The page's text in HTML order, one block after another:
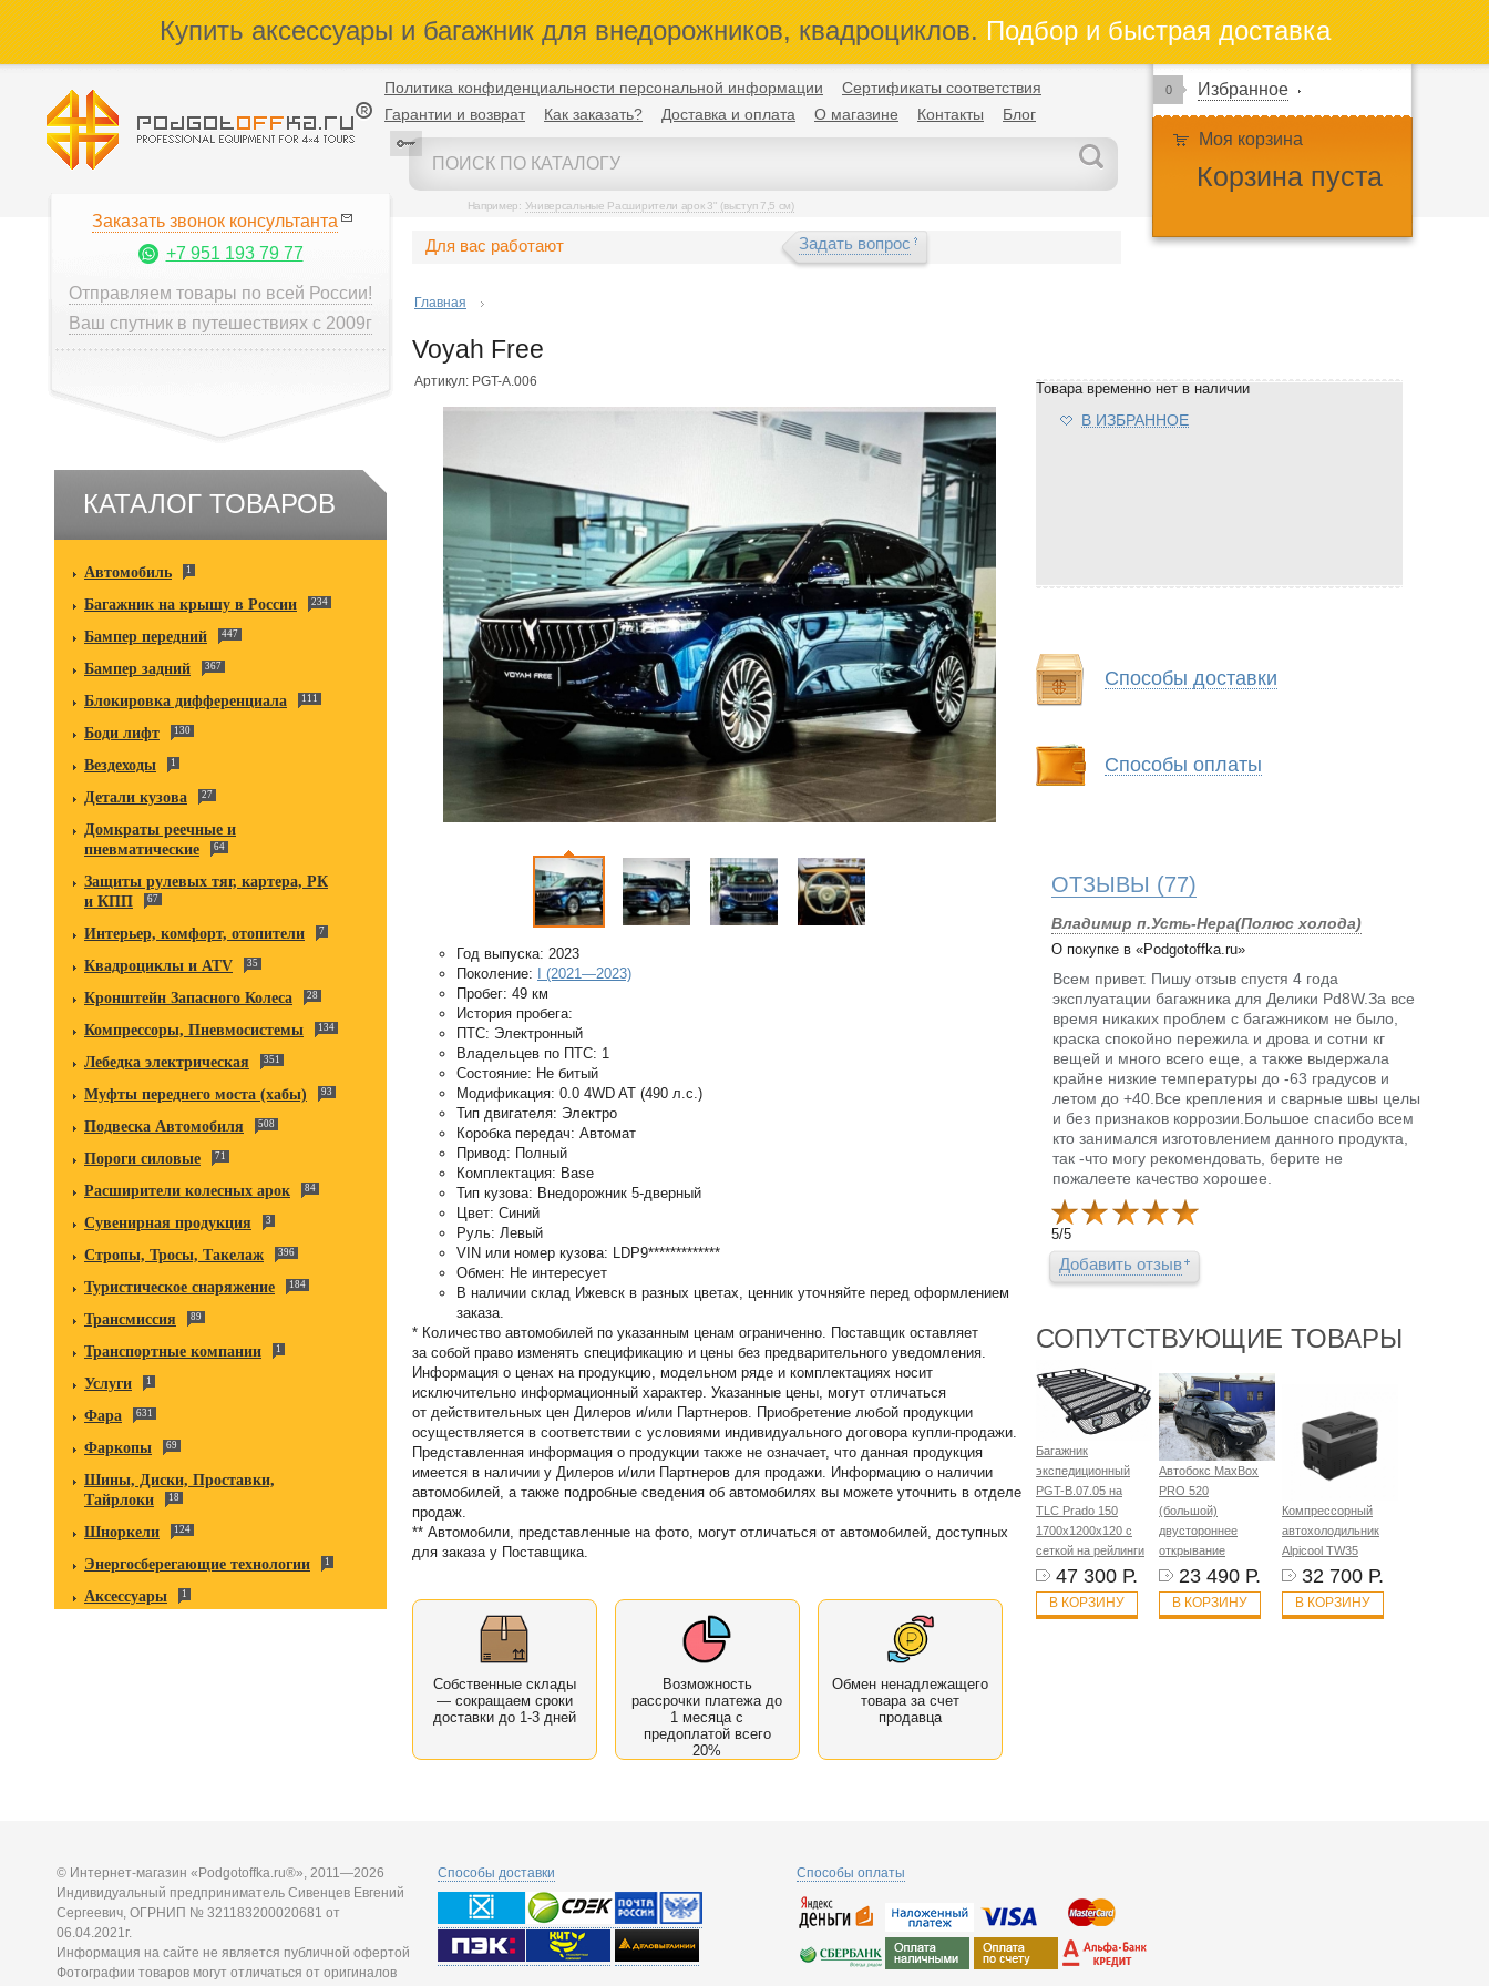
Купить аксессуары и багажник для внедорожников, квадроциклов.Подбор и быстрая доставка
Политика конфиденциальности персональной информации
Сертификаты соответствия
Гарантии и возврат
Как заказать? Доставка и оплата О магазине Контакты Блог
Например: Универсальные Расширители арок 3" (выступ 7,5 см)
0 Избранное
Моя корзина
Корзина пуста
Заказать звонок консультанта
+7 951 193 79 77
Отправляем товары по всей России!
Ваш спутник в путешествиях с 2009г
КАТАЛОГ ТОВАРОВ
Автомобиль 1
Багажник на крышу в России 234
Бампер передний 447
Бампер задний 367
Блокировка дифференциала 111
Боди лифт 130
Вездеходы 1
Детали кузова 27
Домкраты реечные и
пневматические
64
Защиты рулевых тяг, картера, РК
и КПП
67
Интерьер, комфорт, отопители 7
Квадроциклы и ATV 35
Кронштейн Запасного Колеса 28
Компрессоры, Пневмосистемы 134
Лебедка электрическая 351
Муфты переднего моста (хабы) 93
Подвеска Автомобиля 508
Пороги силовые 71
Расширители колесных арок 84
Сувенирная продукция 3
Стропы, Тросы, Такелаж 396
Туристическое снаряжение 184
Трансмиссия 89
Транспортные компании 1
Услуги 1
Фара 631
Фаркопы 69
Шины, Диски, Проставки,
Тайрлоки
18
Шноркели 124
Энергосберегающие технологии 1
Аксессуары 1
Для вас работают Задать вопрос
Главная
Voyah Free
Артикул: PGT-A.006
Год выпуска: 2023
Поколение:
I (2021—2023)
Пробег: 49 км
История пробега:
ПТС: Электронный
Владельцев по ПТС: 1
Состояние: Не битый
Модификация: 0.0 4WD AT (490 л.с.)
Тип двигателя: Электро
Коробка передач: Автомат
Привод: Полный
Комплектация: Base
Тип кузова: Внедорожник 5-дверный
Цвет: Синий
Руль: Левый
VIN или номер кузова: LDP9*************
Обмен: Не интересует
В наличии склад Ижевск в разных цветах, ценник уточняйте перед оформлением
заказа.
* Количество автомобилей по указанным ценам ограниченно. Поставщик оставляет
за собой право изменять спецификацию и цены без предварительного уведомления.
Информация о ценах на продукцию, модельном ряде и комплектациях носит
исключительно информационный характер. Указанные цены, могут отличаться
от действительных цен Дилеров и/или Партнеров. Приобретение любой продукции
осуществляется в соответствии с условиями индивидуального договора купли-продажи.
Представленная информация о продукции также не означает, что данная продукция
имеется в наличии у Дилеров и/или Партнеров для продажи. Информацию о наличии
автомобилей, а также подробные сведения об автомобилях вы можете уточнить в отделе
продаж.
** Автомобили, представленные на фото, могут отличаться от автомобилей, доступных
для заказа у Поставщика.
Собственные склады
— сокращаем сроки
доставки до 1-3 дней
Возможность
рассрочки платежа до
1 месяца с
предоплатой всего
20%
Обмен ненадлежащего
товара за счет
продавца
Товара временно нет в наличии
В ИЗБРАННОЕ
Способы доставки
Способы оплаты
ОТЗЫВЫ (77)
Владимир п.Усть-Нера(Полюс холода)
О покупке в «Podgotoffka.ru»
Всем привет. Пишу отзыв спустя 4 года
эксплуатации багажника для Делики Pd8W.За все
время никаких проблем с багажником не было,
краска спокойно пережила и дрова и сотни кг
вещей и много всего еще, а также выдержала
крайне низкие температуры до -63 градусов и
летом до +40.Все крепления и сварные швы целы
и без признаков коррозии.Большое спасибо всем
кто занимался изготовлением данного продукта,
так -что могу рекомендовать, берите не
пожалеете качество хорошее.
5/5
Добавить отзыв
СОПУТСТВУЮЩИЕ ТОВАРЫ
Багажник
экспедиционный
PGT-B.07.05 на
TLC Prado 150
1700х1200х120 с
сеткой на рейлинги
47 300 Р.
В КОРЗИНУ
Автобокс MaxBox
PRO 520
(большой)
двустороннее
открывание
23 490 Р.
В КОРЗИНУ
Компрессорный
автохолодильник
Alpicool TW35
32 700 Р.
В КОРЗИНУ
© Интернет-магазин «Podgotoffka.ru®», 2011—2026
Индивидуальный предприниматель Сивенцев Евгений
Сергеевич, ОГРНИП № 321183200020681 от
06.04.2021г.
Информация на сайте не является публичной офертой
Фотографии товаров могут отличаться от оригиналов
Способы доставки Способы оплаты